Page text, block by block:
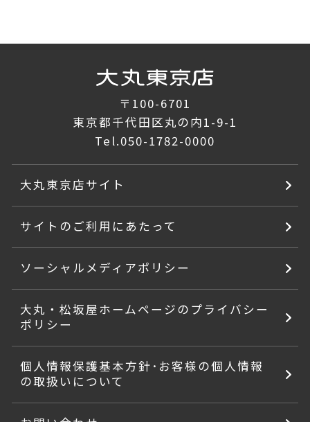
〒100-6701
東京都千代田区丸の内1-9-1
Tel.050-1782-0000
大丸東京店サイト
サイトのご利用にあたって
ソーシャルメディアポリシー
大丸・松坂屋ホームページのプライバシー
ポリシー
個人情報保護基本方針･お客様の個人情報
の取扱いについて